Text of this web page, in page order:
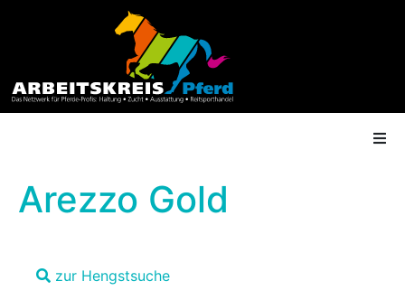
Termine
Arezzo Gold
zur Hengstsuche